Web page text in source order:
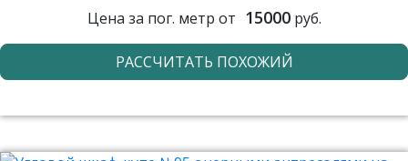
Цена за пог. метр от 15000руб.
РАССЧИТАТЬ ПОХОЖИЙ